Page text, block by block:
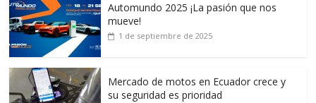
Automundo 2025 ¡La pasión que nos
mueve!
1 de septiembre de 2025
Mercado de motos en Ecuador crece y
su seguridad es prioridad